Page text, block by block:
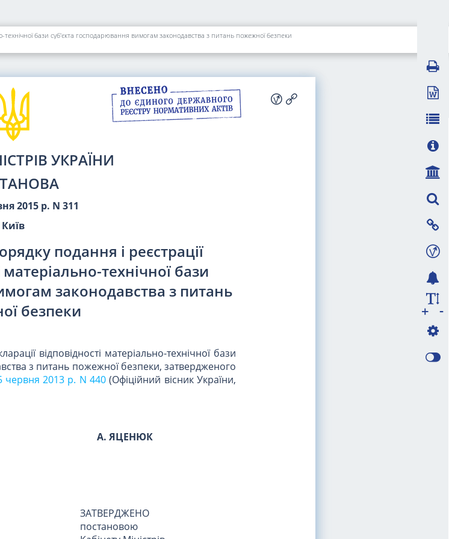
технічної бази суб'єкта господарювання вимогам законодавства з питань пожежної безпеки
УКРАЇНИ
2015 р. N 311
Київ
подання і реєстрації
матеріально-технічної бази
законодавства з питань
безпеки
відповідності матеріально-технічної бази
з питань пожежної безпеки, затвердженого
червня 2013 р. N 440 (Офіційний вісник України,
А. ЯЦЕНЮК
ЗАТВЕРДЖЕНО
постановою
-
+